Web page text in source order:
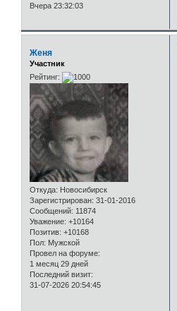
Вчера 23:32:03
Женя
Участник
Рейтинг:
Откуда: Новосибирск
Зарегистрирован: 31-01-2016
Сообщений: 11874
Уважение: +10164
Позитив: +10168
Пол: Мужской
Провел на форуме:
1 месяц 29 дней
Последний визит:
31-07-2026 20:54:45